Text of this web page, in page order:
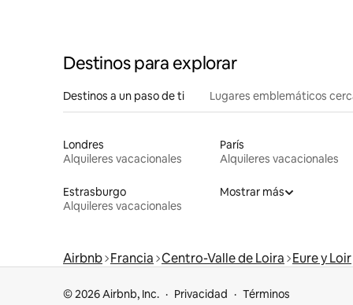
Destinos para explorar
Destinos a un paso de ti Lugares emblemáticos
Londres
Alquileres vacacionales
París
Alquileres vacacionales
Estrasburgo
Alquileres vacacionales
Mostrar más
Airbnb Francia Centro-Valle de Loira Eure y Loir
© 2026 Airbnb, Inc. Privacidad Términos